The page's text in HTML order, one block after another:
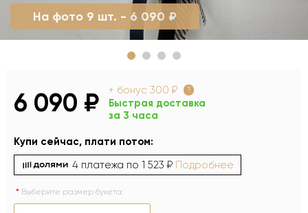
На фото 9 шт. - 6 090 ₽
6 090 ₽ + бонус 300 ₽ ?
Быстрая доставка
за 3 часа
Купи сейчас, плати потом:
4 платежа по 1 523 ₽ Подробнее
Выберите размер букета: